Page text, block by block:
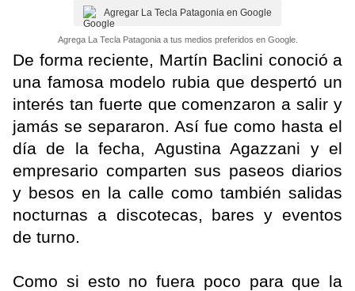
Agregar La Tecla Patagonia en Google
Agrega La Tecla Patagonia a tus medios preferidos en Google.
De forma reciente, Martín Baclini conoció a
una famosa modelo rubia que despertó un
interés tan fuerte que comenzaron a salir y
jamás se separaron. Así fue como hasta el
día de la fecha, Agustina Agazzani y el
empresario comparten sus paseos diarios
y besos en la calle como también salidas
nocturnas a discotecas, bares y eventos
de turno.
Como si esto no fuera poco para que la